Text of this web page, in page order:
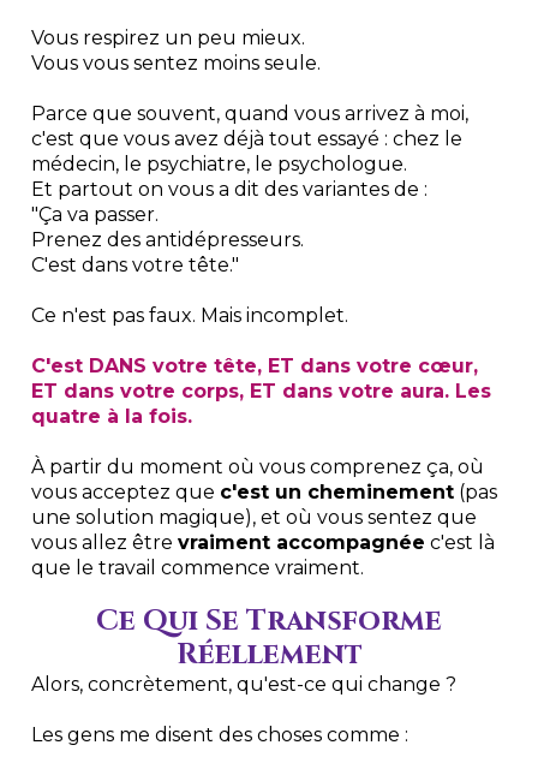
Vous respirez un peu mieux.
Vous vous sentez moins seule.
Parce que souvent, quand vous arrivez à moi,
c'est que vous avez déjà tout essayé : chez le
médecin, le psychiatre, le psychologue.
Et partout on vous a dit des variantes de :
"Ça va passer.
Prenez des antidépresseurs.
C'est dans votre tête."
Ce n'est pas faux. Mais incomplet.
C'est DANS votre tête, ET dans votre cœur,
ET dans votre corps, ET dans votre aura. Les
quatre à la fois.
À partir du moment où vous comprenez ça, où
vous acceptez que c'est un cheminement (pas
une solution magique), et où vous sentez que
vous allez être vraiment accompagnée c'est là
que le travail commence vraiment.
Ce Qui Se Transforme
Réellement
Alors, concrètement, qu'est-ce qui change ?
Les gens me disent des choses comme :